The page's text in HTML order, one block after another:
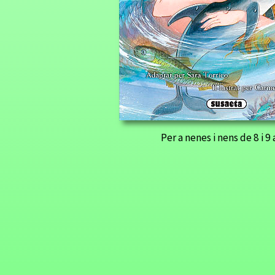
Per a nenes i nens de 8 i 9